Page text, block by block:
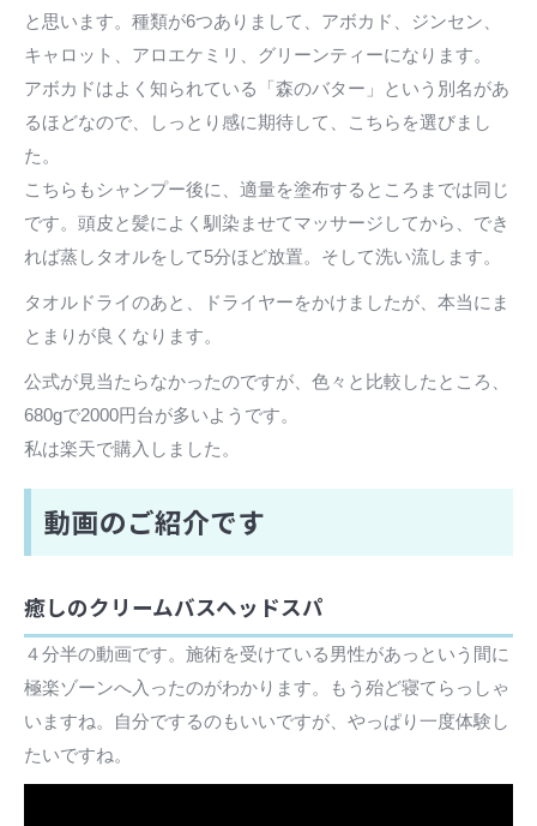
と思います。種類が6つありまして、アボカド、ジンセン、
キャロット、アロエケミリ、グリーンティーになります。
アボカドはよく知られている「森のバター」という別名があ
るほどなので、しっとり感に期待して、こちらを選びまし
た。
こちらもシャンプー後に、適量を塗布するところまでは同じ
です。頭皮と髪によく馴染ませてマッサージしてから、でき
れば蒸しタオルをして5分ほど放置。そして洗い流します。
タオルドライのあと、ドライヤーをかけましたが、本当にま
とまりが良くなります。
公式が見当たらなかったのですが、色々と比較したところ、
680gで2000円台が多いようです。
私は楽天で購入しました。
動画のご紹介です
癒しのクリームバスヘッドスパ
４分半の動画です。施術を受けている男性があっという間に
極楽ゾーンへ入ったのがわかります。もう殆ど寝てらっしゃ
いますね。自分でするのもいいですが、やっぱり一度体験し
たいですね。